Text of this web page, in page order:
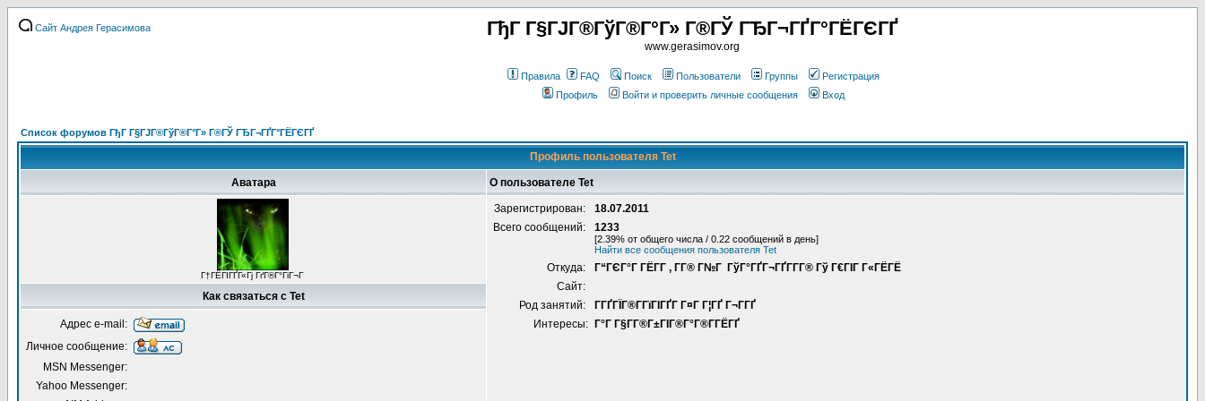
Сайт Андрея Герасимова ГђГ Г§ГЈГ®ГўГ®Г°Г» Г®ГЎ ГЂГ¬ГҐГ°ГЁГЄГҐ
www.gerasimov.org
Правила FAQ Поиск Пользователи Группы
Регистрация
Профиль
Войти и проверить личные сообщения Вход
Список форумов ГђГ Г§ГЈГ®ГўГ®Г°Г» Г®ГЎ ГЂГ¬ГҐГ°ГЁГЄГҐ
Профиль пользователя Tet
Аватара О пользователе Tet
Г†ГЁГІГҐГ«Гј ГґГ®Г°ГіГ¬Г
Зарегистрирован:
18.07.2011
Всего сообщений:
1233
[2.39% от общего числа / 0.22 сообщений в день]
Найти все сообщения пользователя Tet
Откуда:
Г“ГЄГ°Г ГЁГ­Г , Г­Г® Г№Г ГўГ°ГҐГ¬ГҐГ­Г­Г® Гў Г€ГІГ Г«ГЁГЁ
Сайт:
Род занятий:
Г­ГҐГЇГ®Г­ГїГІГҐГ­ Г¤Г Г¦ГҐ Г¬Г­ГҐ
Интересы:
Г°Г Г§Г­Г®Г±ГІГ®Г°Г®Г­ГЁГҐ
Как связаться с Tet
Адрес e-mail:
Личное сообщение:
MSN Messenger:
Yahoo Messenger: